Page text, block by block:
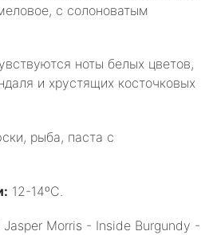
с солоноватым
ноты белых цветов,
и хрустящих косточковых
рыба, паста с
12-14ºC.
Jasper Morris - Inside Burgundy -